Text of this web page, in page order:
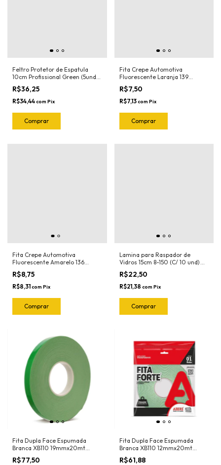
Feltro Protetor de Espatula
10cm Profissional Green (5und)
1020.G Joker
R$36,25
R$34,44com Pix
Fita Crepe Automotiva
Fluorescente Laranja 139
18mmX30mt Nastro
R$7,50
R$7,13com Pix
Fita Crepe Automotiva
Fluorescente Amarelo 136
18mmX30mt Nastro
R$8,75
R$8,31com Pix
Lamina para Raspador de
Vidros 15cm 8-150 (C/ 10 und)
Exfak (Para o Raspador 15-054
Exfak)
R$22,50
R$21,38 com Pix
Fita Dupla Face Espumada
Branca XB110 19mmx20mt
Adere
R$77,50
Fita Dupla Face Espumada
Branca XB110 12mmx20mt
Adere
R$61,88